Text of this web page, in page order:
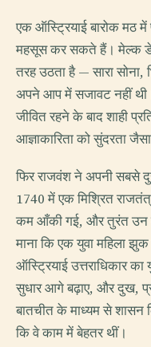
एक ऑस्ट्रियाई बारोक मठ
महसूस कर सकते हैं। मेल्क
तरह उठता है — सारा
अपने आप में सजावट नहीं
जीवित रहने के बाद शाही
आज्ञाकारिता को सुंदरता
फिर राजवंश ने अपनी सबसे
1740 में एक मिश्रित
कम आँकी गई, और तुरंत उन
माना कि एक युवा महिला
ऑस्ट्रियाई उत्तराधिकार का
सुधार आगे बढ़ाए, और दुख,
बातचीत के माध्यम से शासन
कि वे काम में बेहतर थीं।